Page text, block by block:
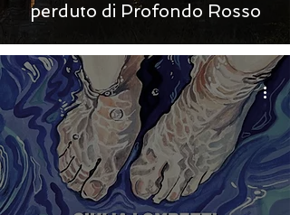
perduto di Profondo Rosso